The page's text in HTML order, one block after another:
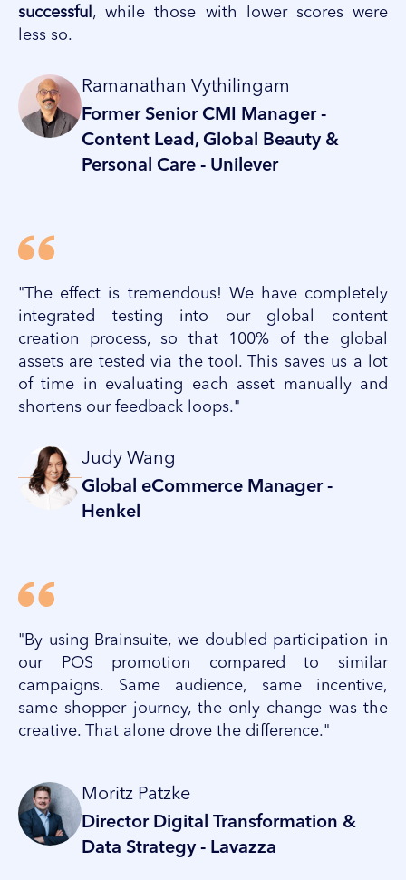
successful , while those with lower scores were
less so.
Ramanathan Vythilingam​
Former Senior CMI Manager -
Content Lead, Global Beauty &
Personal Care - Unilever
"The effect is tremendous! We have completely
integrated testing into our global content
creation process, so that 100% of the global
assets are testedvia the tool. This saves us a lot
of time in evaluating each asset manually and
shortens our feedback
loops."
Judy Wang​
Global eCommerce Manager -
Henkel​
"By using Brainsuite, we doubled participation in
our POS promotion compared to similar
campaigns. Same audience, same incentive,
same shopper journey, the only change was the
creative. That alone drove the difference." ​
Moritz Patzke​
Director Digital Transformation &
Data Strategy - Lavazza​